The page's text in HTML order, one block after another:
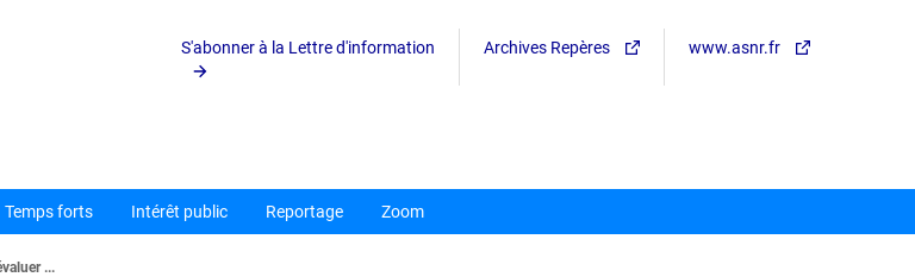
S'abonner à la Lettre d'information Archives Repères www.asnr.fr
Temps forts Intérêt public Reportage Zoom
...